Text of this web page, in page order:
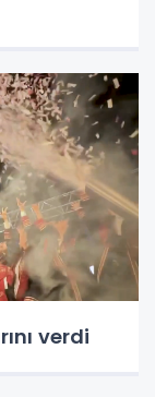
verdi